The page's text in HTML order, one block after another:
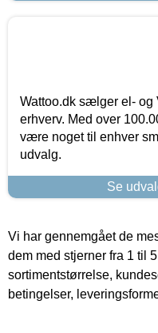
Wattoo.dk sælger el- og
erhverv. Med over
være noget til enhver
udvalg.
Se
Vi har gennemgået de
dem med stjerner fra 1 til
sortimentstørrelse,
betingelser,